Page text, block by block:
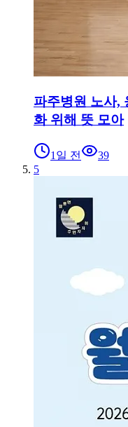
파주병원 노사,
화 위해 뜻 모아
1일 전
39
5